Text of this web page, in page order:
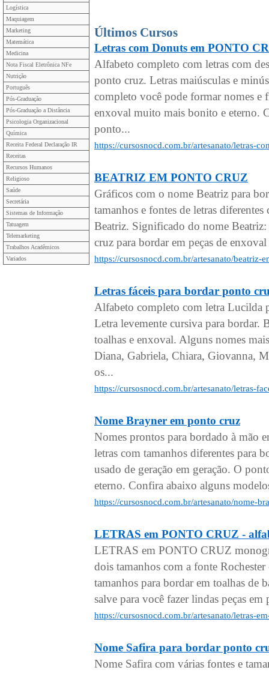
Logística
Maquiagem
Marketing
Matemática
Medicina
Nota Fiscal Eletrônica NFe
Nutrição
Português
Pós-Graduação
Pós-Graduação a Distância
Psicologia Organizacional
Química
Receita Federal Declaração IR
Receitas
Recursos Humanos
Religioso
Saúde
Secretária
Sistemas de Informação
Tatuagem
Telemarketing
Trabalhos Acadêmicos
Variados
Últimos Cursos
Letras com Donuts em PONTO
Alfabeto completo com letras com
ponto cruz. Letras maiúsculas e
completo você pode formar nomes e
enxoval muito mais bonito e eterno.
ponto...
https://cursosnocd.com.br/artesanato/letras-
BEATRIZ EM PONTO CRUZ
Gráficos com o nome Beatriz para
tamanhos e fontes de letras
Beatriz. Significado do nome
cruz para bordar em peças de
https://cursosnocd.com.br/artesanato/beatriz-
Letras fáceis para bordar ponto
Alfabeto completo com letra Lucilda
Letra levemente cursiva para bordar.
toalhas e enxoval. Alguns nomes
Diana, Gabriela, Chiara, Giovanna,
os...
https://cursosnocd.com.br/artesanato/letras-
Nome Brayner em ponto cruz
Nomes prontos para bordado à mão
letras com tamanhos diferentes para
usado de geração em geração. O
eterno. Confira abaixo alguns
https://cursosnocd.com.br/artesanato/nome-
LETRAS em PONTO CRUZ -
LETRAS em PONTO CRUZ
dois tamanhos com a fonte
tamanhos para bordar em toalhas de
salve para você fazer lindas peças
https://cursosnocd.com.br/artesanato/letras-
Nome Safira para bordar ponto
Nome Safira com várias fontes e